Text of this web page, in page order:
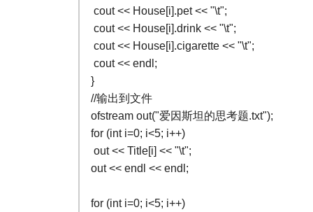
cout << House[i].pet << "\t";
cout << House[i].drink << "\t";
cout << House[i].cigarette << "\t";
cout << endl;
}
//输出到文件
ofstream out("爱因斯坦的思考题.txt");
for (int i=0; i<5; i++)
out << Title[i] << "\t";
out << endl << endl;
for (int i=0; i<5; i++)